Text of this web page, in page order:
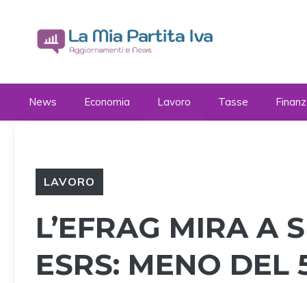
contenuto
News Economia Lavoro Tasse
LAVORO
L’EFRAG MIRA A
ESRS: MENO